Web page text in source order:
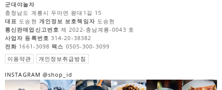
군대야놀자
충청남도 계룡시 두마면 왕대1길 15
대표 도승현 개인정보 보호책임자 도승현
통신판매업신고번호 제 2022-충남계룡-0043 호
사업자 등록번호 314-20-38382
전화 1661-3098팩스 0505-300-3099
이용약관
개인정보취급방침
INSTAGRAM @shop_id